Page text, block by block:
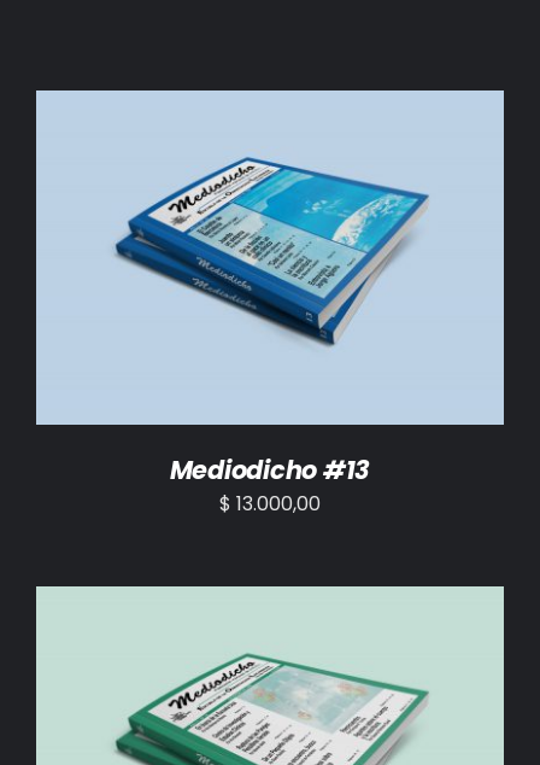
AÑADIR AL CARRITO / DETALLES
Mediodicho #13
$ 13.000,00
AÑADIR AL CARRITO / DETALLES